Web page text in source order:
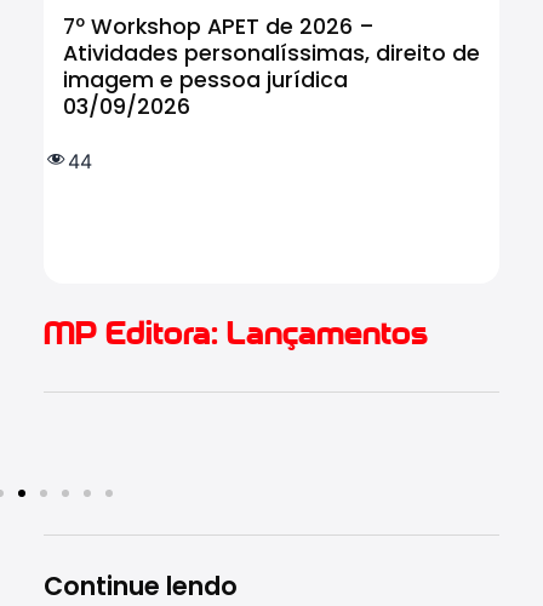
7º Workshop APET de 2026 –
Atividades personalíssimas, direito de
imagem e pessoa jurídica
03/09/2026
44
MP Editora: Lançamentos
Continue lendo